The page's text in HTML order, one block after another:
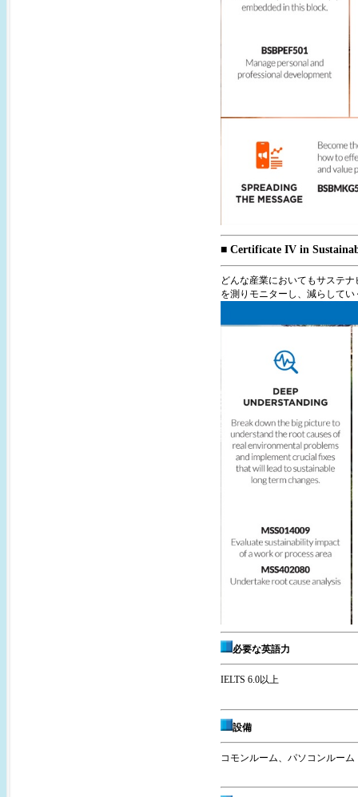
■ Certificate IV in
どんな産業においてもサステナ
を測りモニターし、減らして
必要な英語力
IELTS 6.0以上
設備
コモンルーム、パソコンルー